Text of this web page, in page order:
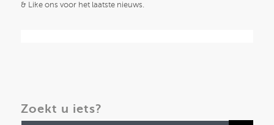
& Like ons voor het laatste nieuws.
Zoekt u iets?